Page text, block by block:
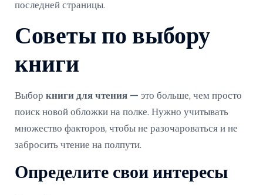
последней страницы.
Советы по выбору
книги
Выбор книги для чтения — это больше, чем просто
поиск новой обложки на полке. Нужно учитывать
множество факторов, чтобы не разочароваться и не
забросить чтение на полпути.
Определите свои интересы